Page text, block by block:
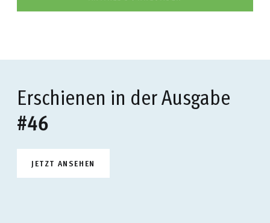
Erschienen in der Ausgabe
#46
JETZT ANSEHEN